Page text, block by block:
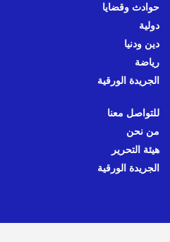
حوادث وقضايا
دولية
دين ودنيا
رياضة
الجريدة الورقية
للتواصل معنا
من نحن
هيئة التحرير
الجريدة الورقية